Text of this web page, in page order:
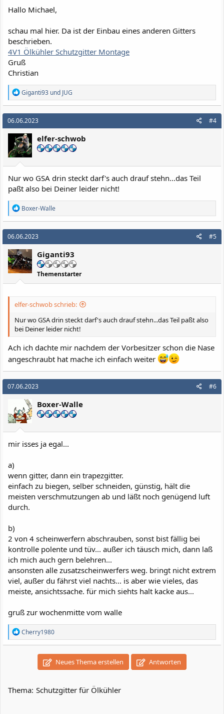
Hallo Michael,
schau mal hier. Da ist der Einbau eines anderen Gitters
beschrieben.
4V1 Ölkühler Schutzgitter Montage
Gruß
Christian
R
e
a
k
t
i
o
n
e
n
Giganti93 und JUG
06.06.2023 #4
elfer-schwob
Nur wo GSA drin steckt darf's auch drauf stehn...das Teil
paßt also bei Deiner leider nicht!
R
e
a
k
t
i
o
n
e
n
Boxer-Walle
06.06.2023 #5
Giganti93
Themenstarter
elfer-schwob schrieb:
Nur wo GSA drin steckt darf's auch drauf stehn...das Teil paßt also
bei Deiner leider nicht!
Ach ich dachte mir nachdem der Vorbesitzer schon die Nase
angeschraubt hat mache ich einfach weiter
07.06.2023 #6
Boxer-Walle
mir isses ja egal...
a)
wenn gitter, dann ein trapezgitter.
einfach zu biegen, selber schneiden, günstig, hält die
meisten verschmutzungen ab und läßt noch genügend luft
durch.
b)
2 von 4 scheinwerfern abschrauben, sonst bist fällig bei
kontrolle polente und tüv... außer ich täusch mich, dann laß
ich mich auch gern belehren...
ansonsten alle zusatzscheinwerfers weg. bringt nicht extrem
viel, außer du fährst viel nachts... is aber wie vieles, das
meiste, ansichtssache. für mich siehts halt kacke aus...
gruß zur wochenmitte vom walle
R
e
a
n
e
Cherry1980
Neues Thema erstellen Antworten
Thema: Schutzgitter für Ölkühler